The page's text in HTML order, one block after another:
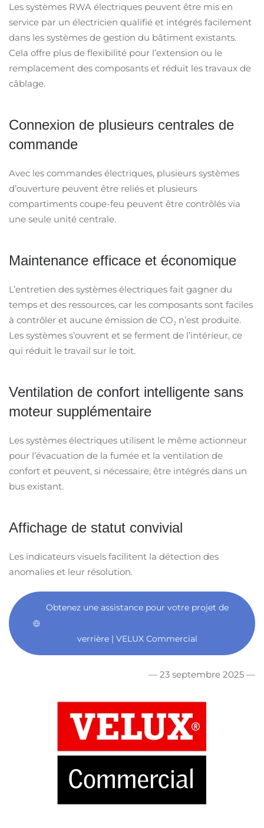
Les systèmes RWA électriques peuvent être mis en
service par un électricien qualifié et intégrés facilement
dans les systèmes de gestion du bâtiment existants.
Cela offre plus de flexibilité pour l’extension ou le
remplacement des composants et réduit les travaux de
câblage.
Connexion de plusieurs centrales de
commande
Avec les commandes électriques, plusieurs systèmes
d’ouverture peuvent être reliés et plusieurs
compartiments coupe-feu peuvent être contrôlés via
une seule unité centrale.
Maintenance efficace et économique
L’entretien des systèmes électriques fait gagner du
temps et des ressources, car les composants sont faciles
à contrôler et aucune émission de CO₂ n’est produite.
Les systèmes s’ouvrent et se ferment de l’intérieur, ce
qui réduit le travail sur le toit.
Ventilation de confort intelligente sans
moteur supplémentaire
Les systèmes électriques utilisent le même actionneur
pour l’évacuation de la fumée et la ventilation de
confort et peuvent, si nécessaire, être intégrés dans un
bus existant.
Affichage de statut convivial
Les indicateurs visuels facilitent la détection des
anomalies et leur résolution.
Obtenez une assistance pour votre projet de
verrière | VELUX Commercial
— 23 septembre 2025 —